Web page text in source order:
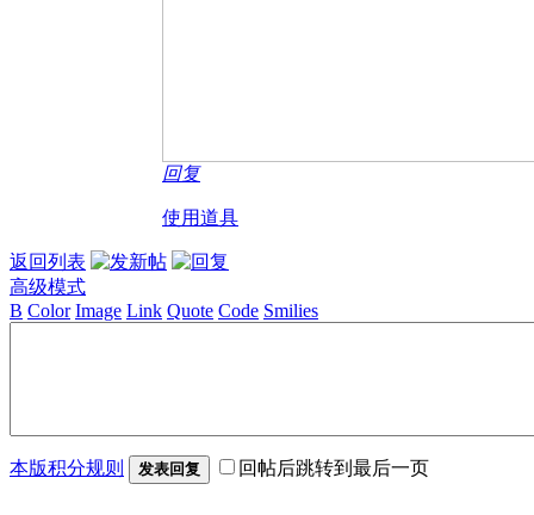
回复
使用道具
返回列表
高级模式
B Color Image Link Quote Code Smilies
本版积分规则 发表回复 回帖后跳转到最后一页